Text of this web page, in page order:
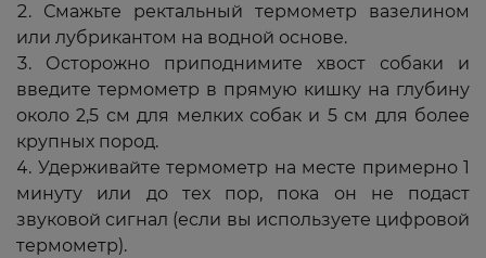
Смажьте ректальный термометр вазелином
или лубрикантом на водной основе.
Осторожно приподнимите хвост собаки и
введите термометр в прямую кишку на глубину
около 2,5 см для мелких собак и 5 см для более
крупных пород.
Удерживайте термометр на месте примерно 1
минуту или до тех пор, пока он не подаст
звуковой сигнал (если вы используете цифровой
термометр).